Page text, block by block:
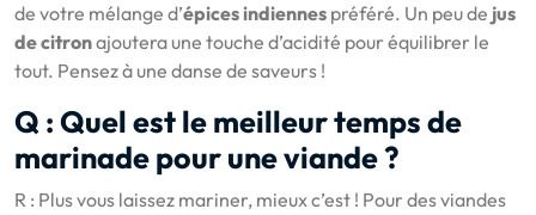
de votre mélange d’épices indiennes préféré. Un peu de jus
de citronajoutera une touche d’acidité pour équilibrer le
tout. Pensez à une danse de saveurs !
Q : Quel est le meilleur temps de
marinade pour une viande ?
R : Plus vous laissez mariner, mieux c’est ! Pour des viandes